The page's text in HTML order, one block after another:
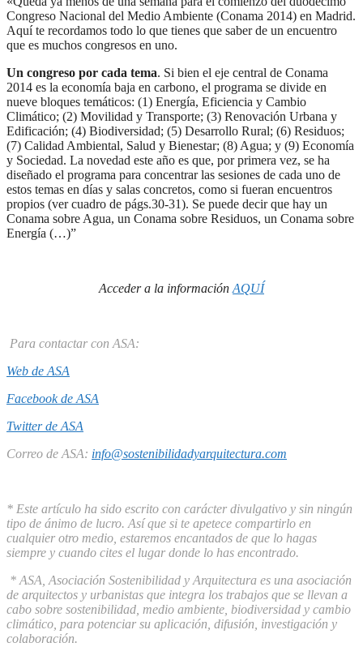
Congreso Nacional del Medio Ambiente (Conama 2014) en Madrid.
Aquí te recordamos todo lo que tienes que saber de un encuentro
que es muchos congresos en uno.
Un congreso por cada tema. Si bien el eje central de Conama
2014 es la economía baja en carbono, el programa se divide en
nueve bloques temáticos: (1) Energía, Eficiencia y Cambio
Climático; (2) Movilidad y Transporte; (3) Renovación Urbana y
Edificación; (4) Biodiversidad; (5) Desarrollo Rural; (6) Residuos;
(7) Calidad Ambiental, Salud y Bienestar; (8) Agua; y (9) Economía
y Sociedad. La novedad este año es que, por primera vez, se ha
diseñado el programa para concentrar las sesiones de cada uno de
estos temas en días y salas concretos, como si fueran encuentros
propios (ver cuadro de págs.30-31). Se puede decir que hay un
Conama sobre Agua, un Conama sobre Residuos, un Conama sobre
Energía (…)”
Acceder a la información AQUÍ
Para contactar con ASA:
Web de ASA
Facebook de ASA
Twitter de ASA
Correo de ASA: info@sostenibilidadyarquitectura.com
* Este artículo ha sido escrito con carácter divulgativo y sin ningún
tipo de ánimo de lucro. Así que si te apetece compartirlo en
cualquier otro medio, estaremos encantados de que lo hagas
siempre y cuando cites el lugar donde lo has encontrado.
* ASA, Asociación Sostenibilidad y Arquitectura es una asociación
de arquitectos y urbanistas que integra los trabajos que se llevan a
cabo sobre sostenibilidad, medio ambiente, biodiversidad y cambio
climático, para potenciar su aplicación, difusión, investigación y
colaboración.